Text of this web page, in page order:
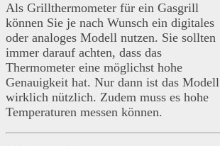
Als Grillthermometer für ein Gasgrill
können Sie je nach Wunsch ein digitales
oder analoges Modell nutzen. Sie sollten
immer darauf achten, dass das
Thermometer eine möglichst hohe
Genauigkeit hat. Nur dann ist das Modell
wirklich nützlich. Zudem muss es hohe
Temperaturen messen können.